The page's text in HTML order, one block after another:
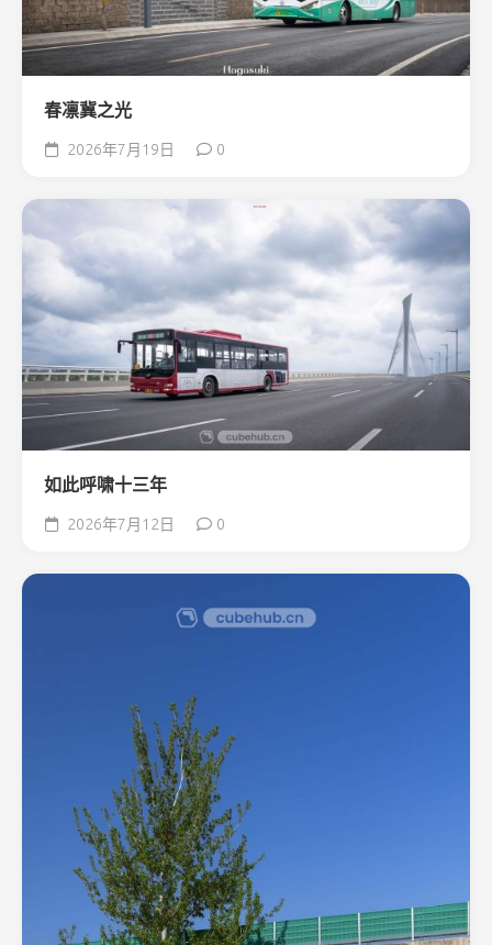
春凛冀之光
2026年7月19日 0
如此呼啸十三年
2026年7月12日 0